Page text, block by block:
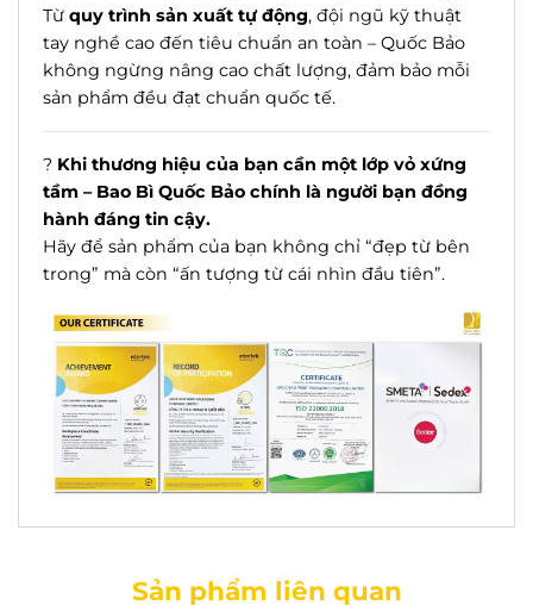
Từ quy trình sản xuất tự động, đội ngũ kỹ thuật
tay nghề cao đến tiêu chuẩn an toàn – Quốc Bảo
không ngừng nâng cao chất lượng, đảm bảo mỗi
sản phẩm đều đạt chuẩn quốc tế.
? Khi thương hiệu của bạn cần một lớp vỏ xứng
tầm – Bao Bì Quốc Bảo chính là người bạn đồng
hành đáng tin cậy.
Hãy để sản phẩm của bạn không chỉ “đẹp từ bên
trong” mà còn “ấn tượng từ cái nhìn đầu tiên”.
Sản phẩm liên quan